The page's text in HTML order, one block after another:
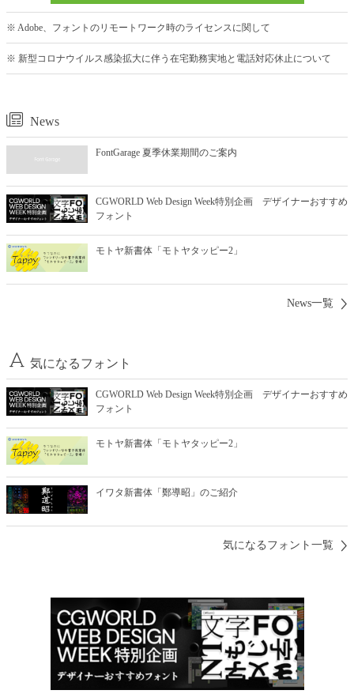
※ Adobe、フォントのリモートワーク時のライセンスに関して
※ 新型コロナウイルス感染拡大に伴う在宅勤務実地と電話対応休止について
News
FontGarage 夏季休業期間のご案内
CGWORLD Web Design Week特別企画 デザイナーおすすめ
フォント
モトヤ新書体「モトヤタッピー2」
News一覧
気になるフォント
CGWORLD Web Design Week特別企画 デザイナーおすすめ
フォント
モトヤ新書体「モトヤタッピー2」
イワタ新書体「鄭導昭」のご紹介
気になるフォント一覧